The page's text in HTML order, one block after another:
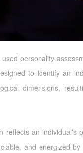
personality
to identify an
dimensions,
reflects an individual's
and energized by